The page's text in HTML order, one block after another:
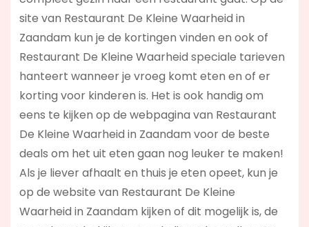
site van Restaurant De Kleine Waarheid in
Zaandam kun je de kortingen vinden en ook of
Restaurant De Kleine Waarheid speciale tarieven
hanteert wanneer je vroeg komt eten en of er
korting voor kinderen is. Het is ook handig om
eens te kijken op de webpagina van Restaurant
De Kleine Waarheid in Zaandam voor de beste
deals om het uit eten gaan nog leuker te maken!
Als je liever afhaalt en thuis je eten opeet, kun je
op de website van Restaurant De Kleine
Waarheid in Zaandam kijken of dit mogelijk is, de